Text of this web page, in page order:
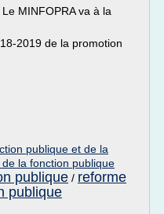
MINFOPRA va à la
2019 de la promotion
publique et de la
de la fonction publique
publique / reforme
publique